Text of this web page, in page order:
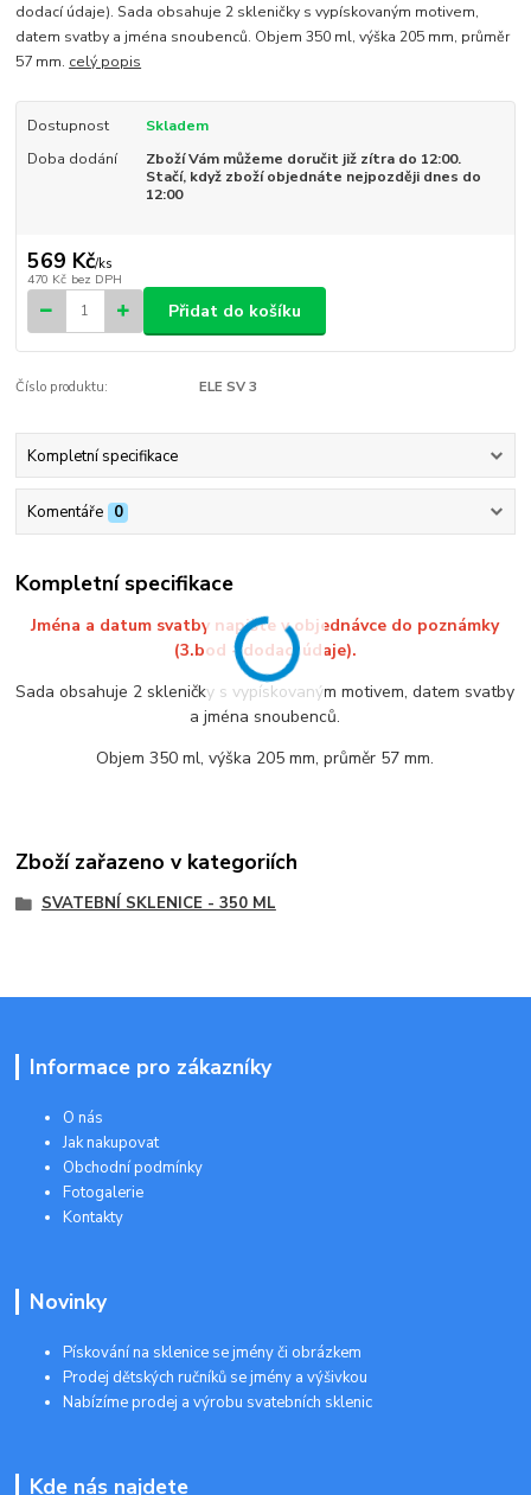
dodací údaje). Sada obsahuje 2 skleničky s vypískovaným motivem,
datem svatby a jména snoubenců. Objem 350 ml, výška 205 mm, průměr
57 mm. celý popis
Dostupnost
Skladem
Doba dodání
Zboží Vám můžeme doručit již zítra do 12:00.
Stačí, když zboží objednáte nejpozději dnes do
12:00
569 Kč/ks
470 Kč bez DPH
Přidat do košíku
Číslo produktu: ELE SV 3
Kompletní specifikace
Komentáře 0
Kompletní specifikace
Jména a datum svatby napište v objednávce do poznámky
(3.bod - dodací údaje).
Sada obsahuje 2 skleničky s vypískovaným motivem, datem svatby
a jména snoubenců.
Objem 350 ml, výška 205 mm, průměr 57 mm.
Zboží zařazeno v kategoriích
SVATEBNÍ SKLENICE - 350 ML
Informace pro zákazníky
O nás
Jak nakupovat
Obchodní podmínky
Fotogalerie
Kontakty
Novinky
Pískování na sklenice se jmény či obrázkem
Prodej dětských ručníků se jmény a výšivkou
Nabízíme prodej a výrobu svatebních sklenic
Kde nás najdete